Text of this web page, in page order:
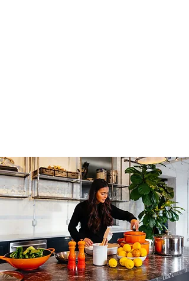
אירובי בצום וירידה בשומן -
מחקר